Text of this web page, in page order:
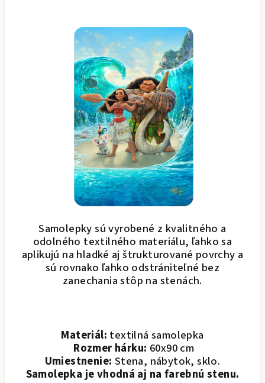
Samolepky sú vyrobené z kvalitného a
odolného textilného materiálu, ľahko sa
aplikujú na hladké aj štrukturované povrchy a
sú rovnako ľahko odstrániteľné bez
zanechania stôp na stenách.
Materiál: textilná samolepka
Rozmer hárku: 60x90 cm
Umiestnenie: Stena, nábytok, sklo.
Samolepka je vhodná aj na farebnú stenu.